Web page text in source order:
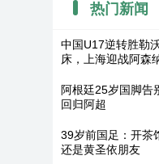
热门新闻
中国U17逆转胜勒
床，上海迎战阿森
阿根廷25岁国脚告
回归阿超
39岁前国足：开茶
还是黄圣依朋友